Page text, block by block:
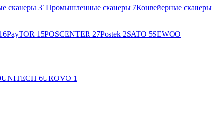
сканеры 31Промышленные сканеры 7Конвейерные сканеры
16PayTOR 15POSCENTER 27Postek 2SATO 5SEWOO
UNITECH 6UROVO 1